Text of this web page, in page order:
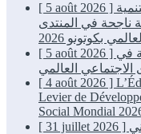
[ 5 août 2026 ]
ناجحة في المنتدى
[ 5 août 2026 ] في
[ 4 août 2026 ]
Levier de
Social Mondial
[ 31 juillet 2026 ]